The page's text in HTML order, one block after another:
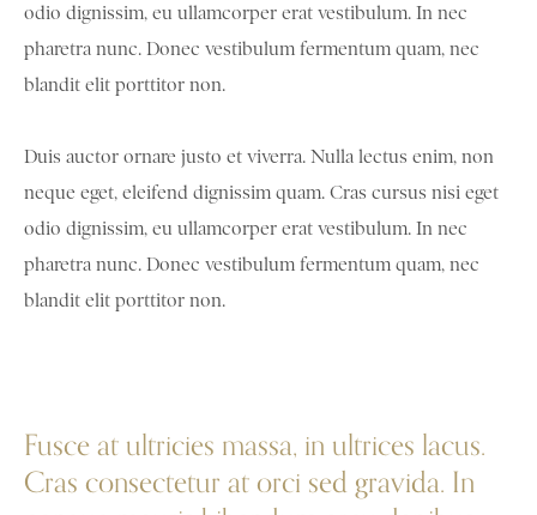
odio dignissim, eu ullamcorper erat vestibulum. In nec
pharetra nunc. Donec vestibulum fermentum quam, nec
blandit elit porttitor non.
Duis auctor ornare justo et viverra. Nulla lectus enim, non
neque eget, eleifend dignissim quam. Cras cursus nisi eget
odio dignissim, eu ullamcorper erat vestibulum. In nec
pharetra nunc. Donec vestibulum fermentum quam, nec
blandit elit porttitor non.
Fusce at ultricies massa, in ultrices lacus.
Cras consectetur at orci sed gravida. In